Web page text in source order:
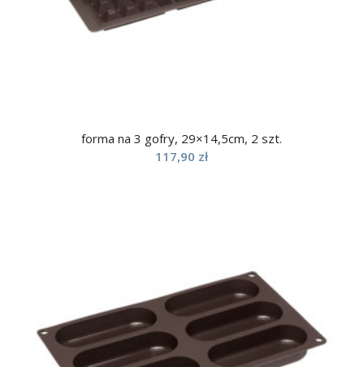
forma na 3 gofry, 29×14,5cm, 2 szt.
117,90 zł